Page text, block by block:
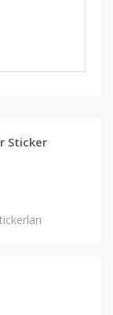
Sticker